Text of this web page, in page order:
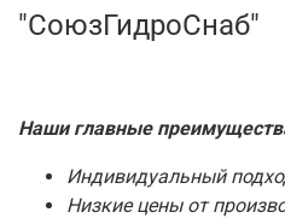
"СоюзГидроСнаб"
Наши главные
Индивидуальный
Низкие цены от